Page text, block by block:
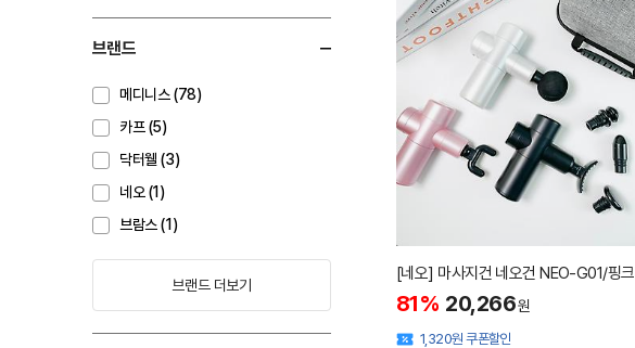
브랜드
메디니스 (78)
카프 (5)
닥터웰 (3)
네오 (1)
브람스 (1)
브랜드 더보기
[네오] 마사지건 네오건 NEO-G01/핑크
81% 20,266원
1,320원 쿠폰할인